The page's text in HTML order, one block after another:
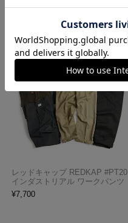
レッドキャップ REDKAP #PT20
インダストリアル ワークパンツ
¥7,700